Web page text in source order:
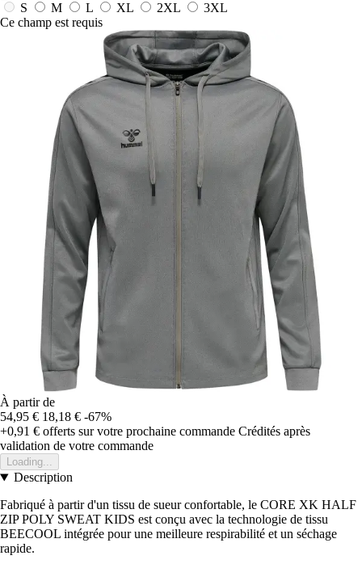
S
M L XL 2XL
3XL
Ce champ est requis
À partir de
54,95 € 18,18 € -67%
+0,91 € offerts sur votre prochaine commande Crédités après
validation de votre commande
Loading...
Description
Fabriqué à partir d'un tissu de sueur confortable, le CORE XK HALF
ZIP POLY SWEAT KIDS est conçu avec la technologie de tissu
BEECOOL intégrée pour une meilleure respirabilité et un séchage
rapide.